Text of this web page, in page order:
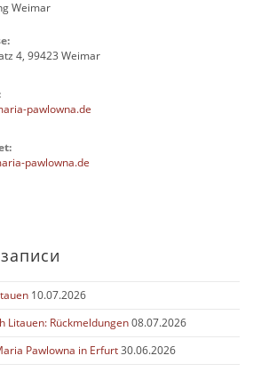
Weimar
4, 99423 Weimar
pawlowna.de
pawlowna.de
10.07.2026
Litauen: Rückmeldungen 08.07.2026
Pawlowna in Erfurt 30.06.2026